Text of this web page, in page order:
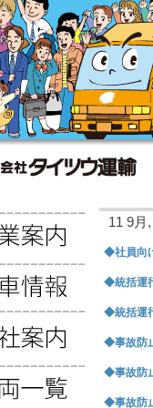
11 9月
◆社員向
◆統括運
◆統括運
◆事故防
◆事故防
◆事故防